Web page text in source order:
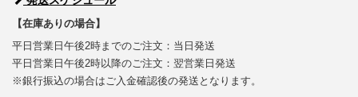
【在庫ありの場合】
平日営業日午後2時までのご注文：当日発送
平日営業日午後2時以降のご注文：翌営業日発送
※銀行振込の場合はご入金確認後の発送となります。